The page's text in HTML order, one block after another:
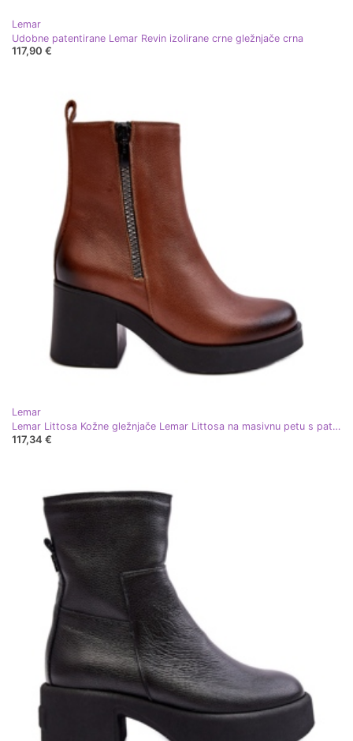
Lemar
Udobne patentirane Lemar Revin izolirane crne gležnjače crna
117,90 €
Lemar
Lemar Littosa Kožne gležnjače Lemar Littosa na masivnu petu s patentnim zatvaračima smeđa
117,34 €